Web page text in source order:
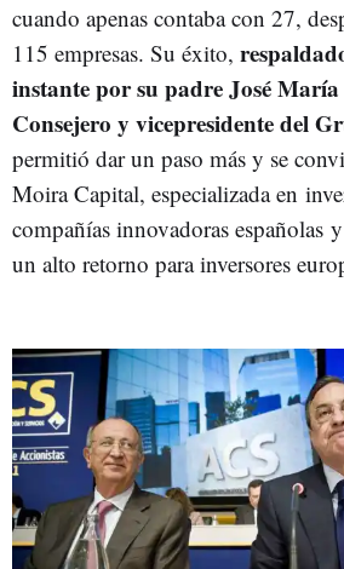
cuando apenas contaba con 27,
115 empresas. Su éxito,
instante por su padre José
Consejero y vicepresidente del
permitió dar un paso más y se
Moira Capital, especializada en
compañías innovadoras españolas
un alto retorno para inversores